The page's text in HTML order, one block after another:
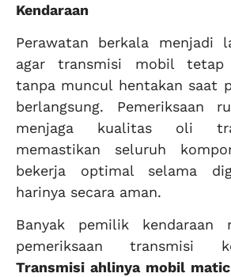
Kendaraan
Perawatan berkala menjadi
agar transmisi mobil tetap
tanpa muncul hentakan saat
berlangsung. Pemeriksaan
menjaga kualitas oli
memastikan seluruh
bekerja optimal selama
harinya secara aman.
Banyak pemilik kendaraan
pemeriksaan transmisi
Transmisi ahlinya mobil matic